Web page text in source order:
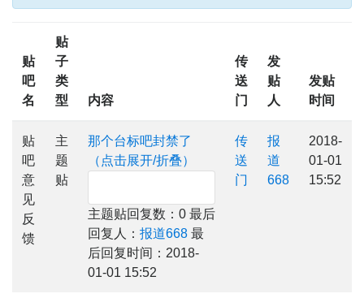
贴
吧
名
贴
子
类
型
内容
传
送
门
发
贴
人
发贴
时间
贴
吧
意
见
反
馈
主
题
贴
那个台标吧封禁了
（点击展开/折叠）
主题贴回复数：0 最后
回复人： 报道668 最
后回复时间：2018-
01-01 15:52
传
送
门
报
道
668
2018-
01-01
15:52